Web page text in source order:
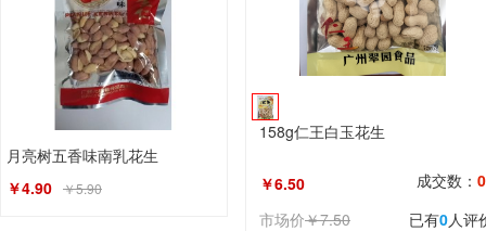
月亮树五香味南乳花生
￥4.90 ￥5.90
158g仁王白玉花生
￥6.50 成交数： 0
市场价￥7.50 已有0人评